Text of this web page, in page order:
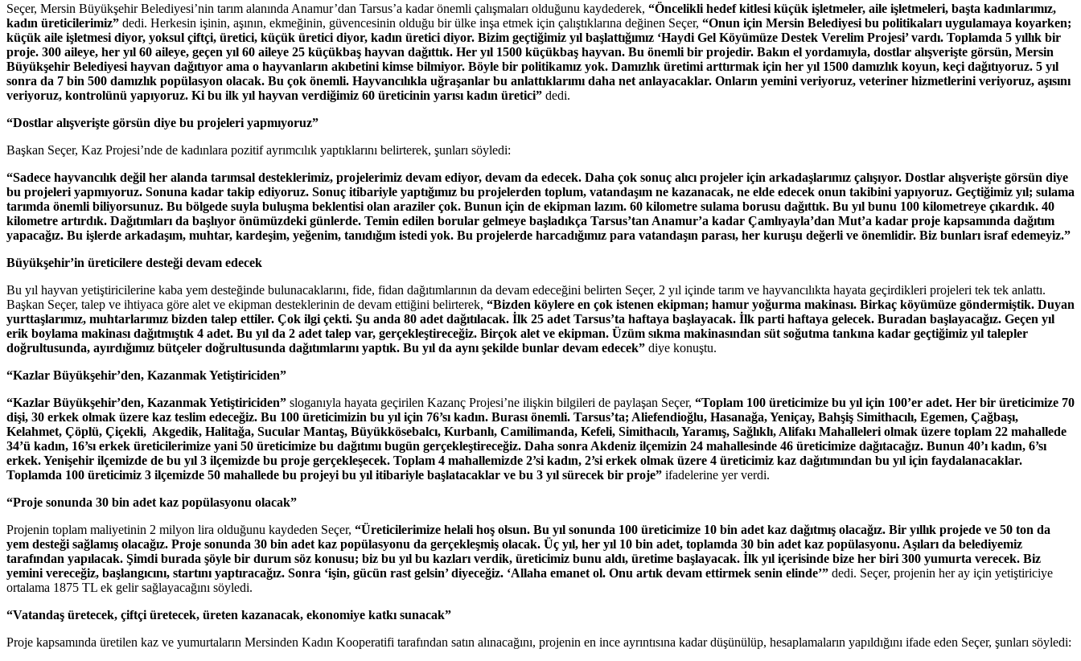
Seçer, Mersin Büyükşehir Belediyesi’nin tarım alanında Anamur’dan Tarsus’a kadar önemli çalışmaları olduğunu kaydederek, “Öncelikli hedef kitlesi küçük işletmeler, aile işletmeleri, başta kadınlarımız,
kadın üreticilerimiz” dedi. Herkesin işinin, aşının, ekmeğinin, güvencesinin olduğu bir ülke inşa etmek için çalıştıklarına değinen Seçer, “Onun için Mersin Belediyesi bu politikaları uygulamaya koyarken;
küçük aile işletmesi diyor, yoksul çiftçi, üretici, küçük üretici diyor, kadın üretici diyor. Bizim geçtiğimiz yıl başlattığımız ‘Haydi Gel Köyümüze Destek Verelim Projesi’ vardı. Toplamda 5 yıllık bir
proje. 300 aileye, her yıl 60 aileye, geçen yıl 60 aileye 25 küçükbaş hayvan dağıttık. Her yıl 1500 küçükbaş hayvan. Bu önemli bir projedir. Bakın el yordamıyla, dostlar alışverişte görsün, Mersin
Büyükşehir Belediyesi hayvan dağıtıyor ama o hayvanların akıbetini kimse bilmiyor. Böyle bir politikamız yok. Damızlık üretimi arttırmak için her yıl 1500 damızlık koyun, keçi dağıtıyoruz. 5 yıl
sonra da 7 bin 500 damızlık popülasyon olacak. Bu çok önemli. Hayvancılıkla uğraşanlar bu anlattıklarımı daha net anlayacaklar. Onların yemini veriyoruz, veteriner hizmetlerini veriyoruz, aşısını
veriyoruz, kontrolünü yapıyoruz. Ki bu ilk yıl hayvan verdiğimiz 60 üreticinin yarısı kadın üretici” dedi.
“Dostlar alışverişte görsün diye bu projeleri yapmıyoruz”
Başkan Seçer, Kaz Projesi’nde de kadınlara pozitif ayrımcılık yaptıklarını belirterek, şunları söyledi:
“Sadece hayvancılık değil her alanda tarımsal desteklerimiz, projelerimiz devam ediyor, devam da edecek. Daha çok sonuç alıcı projeler için arkadaşlarımız çalışıyor. Dostlar alışverişte görsün diye
bu projeleri yapmıyoruz. Sonuna kadar takip ediyoruz. Sonuç itibariyle yaptığımız bu projelerden toplum, vatandaşım ne kazanacak, ne elde edecek onun takibini yapıyoruz. Geçtiğimiz yıl; sulama
tarımda önemli biliyorsunuz. Bu bölgede suyla buluşma beklentisi olan araziler çok. Bunun için de ekipman lazım. 60 kilometre sulama borusu dağıttık. Bu yıl bunu 100 kilometreye çıkardık. 40
kilometre artırdık. Dağıtımları da başlıyor önümüzdeki günlerde. Temin edilen borular gelmeye başladıkça Tarsus’tan Anamur’a kadar Çamlıyayla’dan Mut’a kadar proje kapsamında dağıtım
yapacağız. Bu işlerde arkadaşım, muhtar, kardeşim, yeğenim, tanıdığım istedi yok. Bu projelerde harcadığımız para vatandaşın parası, her kuruşu değerli ve önemlidir. Biz bunları israf edemeyiz.”
Büyükşehir’in üreticilere desteği devam edecek
Bu yıl hayvan yetiştiricilerine kaba yem desteğinde bulunacaklarını, fide, fidan dağıtımlarının da devam edeceğini belirten Seçer, 2 yıl içinde tarım ve hayvancılıkta hayata geçirdikleri projeleri tek tek anlattı.
Başkan Seçer, talep ve ihtiyaca göre alet ve ekipman desteklerinin de devam ettiğini belirterek, “Bizden köylere en çok istenen ekipman; hamur yoğurma makinası. Birkaç köyümüze göndermiştik. Duyan
yurttaşlarımız, muhtarlarımız bizden talep ettiler. Çok ilgi çekti. Şu anda 80 adet dağıtılacak. İlk 25 adet Tarsus’ta haftaya başlayacak. İlk parti haftaya gelecek. Buradan başlayacağız. Geçen yıl
erik boylama makinası dağıtmıştık 4 adet. Bu yıl da 2 adet talep var, gerçekleştireceğiz. Birçok alet ve ekipman. Üzüm sıkma makinasından süt soğutma tankına kadar geçtiğimiz yıl talepler
doğrultusunda, ayırdığımız bütçeler doğrultusunda dağıtımlarını yaptık. Bu yıl da aynı şekilde bunlar devam edecek” diye konuştu.
“Kazlar Büyükşehir’den, Kazanmak Yetiştiriciden”
“Kazlar Büyükşehir’den, Kazanmak Yetiştiriciden” sloganıyla hayata geçirilen Kazanç Projesi’ne ilişkin bilgileri de paylaşan Seçer, “Toplam 100 üreticimize bu yıl için 100’er adet. Her bir üreticimize 70
dişi, 30 erkek olmak üzere kaz teslim edeceğiz. Bu 100 üreticimizin bu yıl için 76’sı kadın. Burası önemli. Tarsus’ta; Aliefendioğlu, Hasanağa, Yeniçay, Bahşiş Simithacılı, Egemen, Çağbaşı,
Kelahmet, Çöplü, Çiçekli, Akgedik, Halitağa, Sucular Mantaş, Büyükkösebalcı, Kurbanlı, Camilimanda, Kefeli, Simithacılı, Yaramış, Sağlıklı, Alifakı Mahalleleri olmak üzere toplam 22 mahallede
34’ü kadın, 16’sı erkek üreticilerimize yani 50 üreticimize bu dağıtımı bugün gerçekleştireceğiz. Daha sonra Akdeniz ilçemizin 24 mahallesinde 46 üreticimize dağıtacağız. Bunun 40’ı kadın, 6’sı
erkek. Yenişehir ilçemizde de bu yıl 3 ilçemizde bu proje gerçekleşecek. Toplam 4 mahallemizde 2’si kadın, 2’si erkek olmak üzere 4 üreticimiz kaz dağıtımından bu yıl için faydalanacaklar.
Toplamda 100 üreticimiz 3 ilçemizde 50 mahallede bu projeyi bu yıl itibariyle başlatacaklar ve bu 3 yıl sürecek bir proje” ifadelerine yer verdi.
“Proje sonunda 30 bin adet kaz popülasyonu olacak”
Projenin toplam maliyetinin 2 milyon lira olduğunu kaydeden Seçer, “Üreticilerimize helali hoş olsun. Bu yıl sonunda 100 üreticimize 10 bin adet kaz dağıtmış olacağız. Bir yıllık projede ve 50 ton da
yem desteği sağlamış olacağız. Proje sonunda 30 bin adet kaz popülasyonu da gerçekleşmiş olacak. Üç yıl, her yıl 10 bin adet, toplamda 30 bin adet kaz popülasyonu. Aşıları da belediyemiz
tarafından yapılacak. Şimdi burada şöyle bir durum söz konusu; biz bu yıl bu kazları verdik, üreticimiz bunu aldı, üretime başlayacak. İlk yıl içerisinde bize her biri 300 yumurta verecek. Biz
yemini vereceğiz, başlangıcını, startını yaptıracağız. Sonra ‘işin, gücün rast gelsin’ diyeceğiz. ‘Allaha emanet ol. Onu artık devam ettirmek senin elinde’” dedi. Seçer, projenin her ay için yetiştiriciye
ortalama 1875 TL ek gelir sağlayacağını söyledi.
“Vatandaş üretecek, çiftçi üretecek, üreten kazanacak, ekonomiye katkı sunacak”
Proje kapsamında üretilen kaz ve yumurtaların Mersinden Kadın Kooperatifi tarafından satın alınacağını, projenin en ince ayrıntısına kadar düşünülüp, hesaplamaların yapıldığını ifade eden Seçer, şunları söyledi: